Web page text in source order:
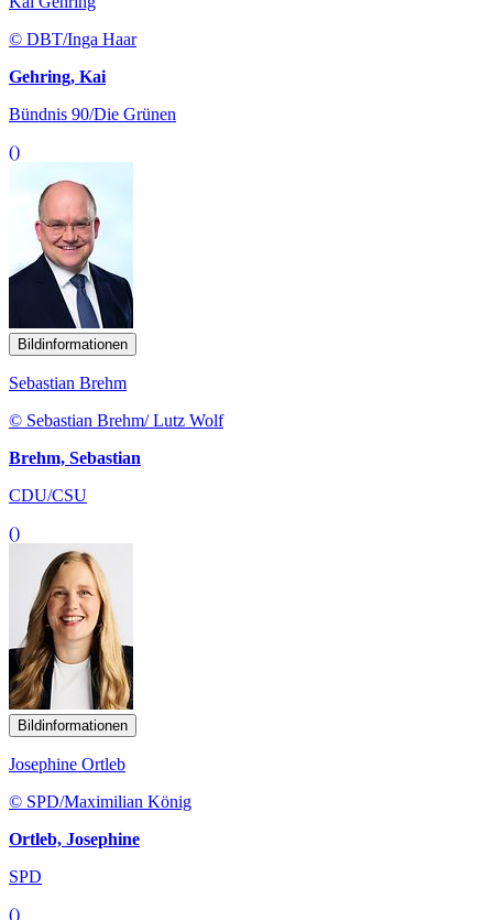
© DBT/Inga Haar
Gehring, Kai
Bündnis 90/Die Grünen
()
Bildinformationen
Sebastian Brehm
© Sebastian Brehm/ Lutz Wolf
Brehm, Sebastian
CDU/CSU
()
Bildinformationen
Josephine Ortleb
© SPD/Maximilian König
Ortleb, Josephine
SPD
()